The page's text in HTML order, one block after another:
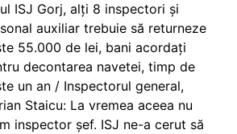
ISJ Gorj, alți 8 inspectori și
auxiliar trebuie să returneze
55.000 de lei, bani acordați
decontarea navetei, timp de
un an / Inspectorul general,
Staicu: La vremea aceea nu
inspector șef. ISJ ne-a cerut să